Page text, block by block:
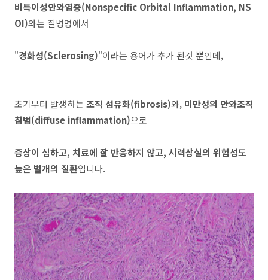
비특이성안와염증(Nonspecific Orbital Inflammation, NS
OI)와는 질병명에서
"경화성(Sclerosing)"이라는 용어가 추가 된것 뿐인데,
초기부터 발생하는 조직 섬유화(fibrosis)와, 미만성의 안와조직
침범(diffuse inflammation)으로
증상이 심하고, 치료에 잘 반응하지 않고, 시력상실의 위험성도
높은 별개의 질환입니다.